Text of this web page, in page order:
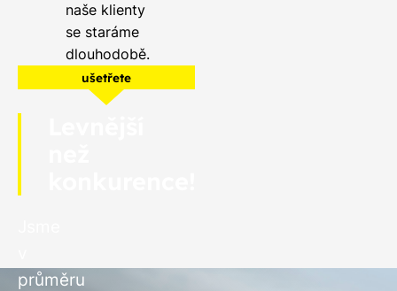
naše klienty
se staráme
dlouhodobě.
ušetřete
průměru